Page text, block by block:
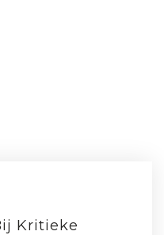
Kritieke